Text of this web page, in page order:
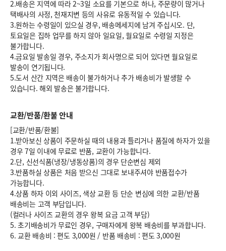
2.배송은 지역에 따라 2~3일 소요를 기본으로 하나, 주문량이 많거나
택배사의 사정, 천재지변 등의 사유로 유동적일 수 있습니다.
3.원하는 수령일이 있으실 경우, 배송메세지에 남겨 주십시오. 단,
토요일은 집하 업무를 하지 않아 일요일, 월요일로 수령일 지정은
불가합니다.
4.금요일 발송일 경우, 주소지가 회사명으로 되어 있다면 월요일로
발송이 연기됩니다.
5.도서 산간 지역은 배송이 불가하거나 추가 배송비가 발생할 수
있습니다. 해외 발송은 불가합니다.
교환/반품/환불 안내
[교환/반품/환불]
1.받아보신 상품이 주문하실 때의 내용과 틀리거나 품질에 하자가 있을
경우 7일 이내에 무료로 반품, 교환이 가능합니다.
2.단, 신선식품(냉장/냉동상품)의 경우 단순변심 제외
3.반품하실 상품은 처음 받으신 그대로 보내주셔야 반품접수가
가능합니다.
4.상품 하자 이외 사이즈, 색상 교환 등 단순 변심에 의한 교환/반품
배송비는 고객 부담입니다.
(컬러나 사이즈 교환의 경우 왕복 요금 고객 부담)
5. 초기배송비가 무료인 경우, 구매자에게 왕복 배송비를 부과합니다.
6.교환 배송비 : 편도 3,000원 / 반품 배송비 : 편도 3,000원